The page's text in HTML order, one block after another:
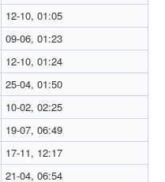
12-10, 01:05
09-06, 01:23
12-10, 01:24
25-04, 01:50
10-02, 02:25
19-07, 06:49
17-11, 12:17
21-04, 06:54